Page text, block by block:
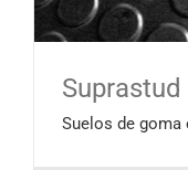
Suprastud
Suelos de